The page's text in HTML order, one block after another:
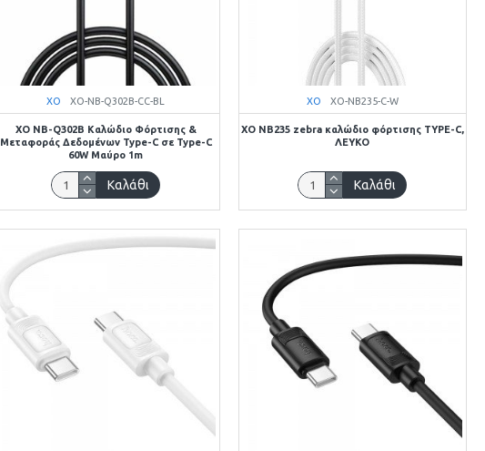
XO XO-NB-Q302B-CC-BL
XO NB-Q302B Καλώδιο Φόρτισης &
Μεταφοράς Δεδομένων Type-C σε Type-C
60W Μαύρο 1m
Καλάθι
XO XO-NB235-C-W
XO NB235 zebra καλώδιο φόρτισης TYPE-C,
ΛΕΥΚΟ
Καλάθι